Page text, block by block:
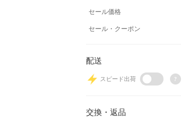
セール価格
セール・クーポン
配送
スピード出荷 ?
交換・返品